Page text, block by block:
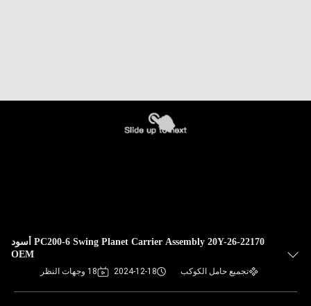
PC200-6 Swing Planet Carrier Assembly 20Y-26-22170 أسود
OEM
تجميع حامل الكوكب 2024-12-18 18 وجهات النظر